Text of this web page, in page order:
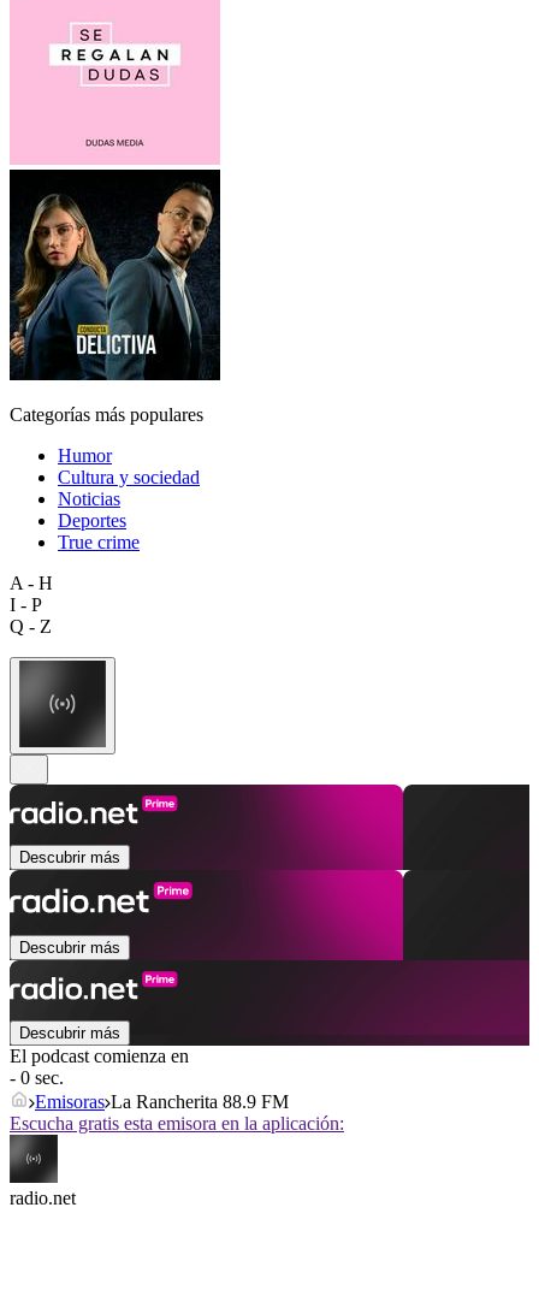
Categorías más populares
Humor
Cultura y sociedad
Noticias
Deportes
True crime
A - H
I - P
Q - Z
Descubrir más
Descubrir más
Descubrir más
El podcast comienza en
- 0 sec.
Emisoras La Rancherita 88.9 FM
Escucha gratis esta emisora en la aplicación:
radio.net